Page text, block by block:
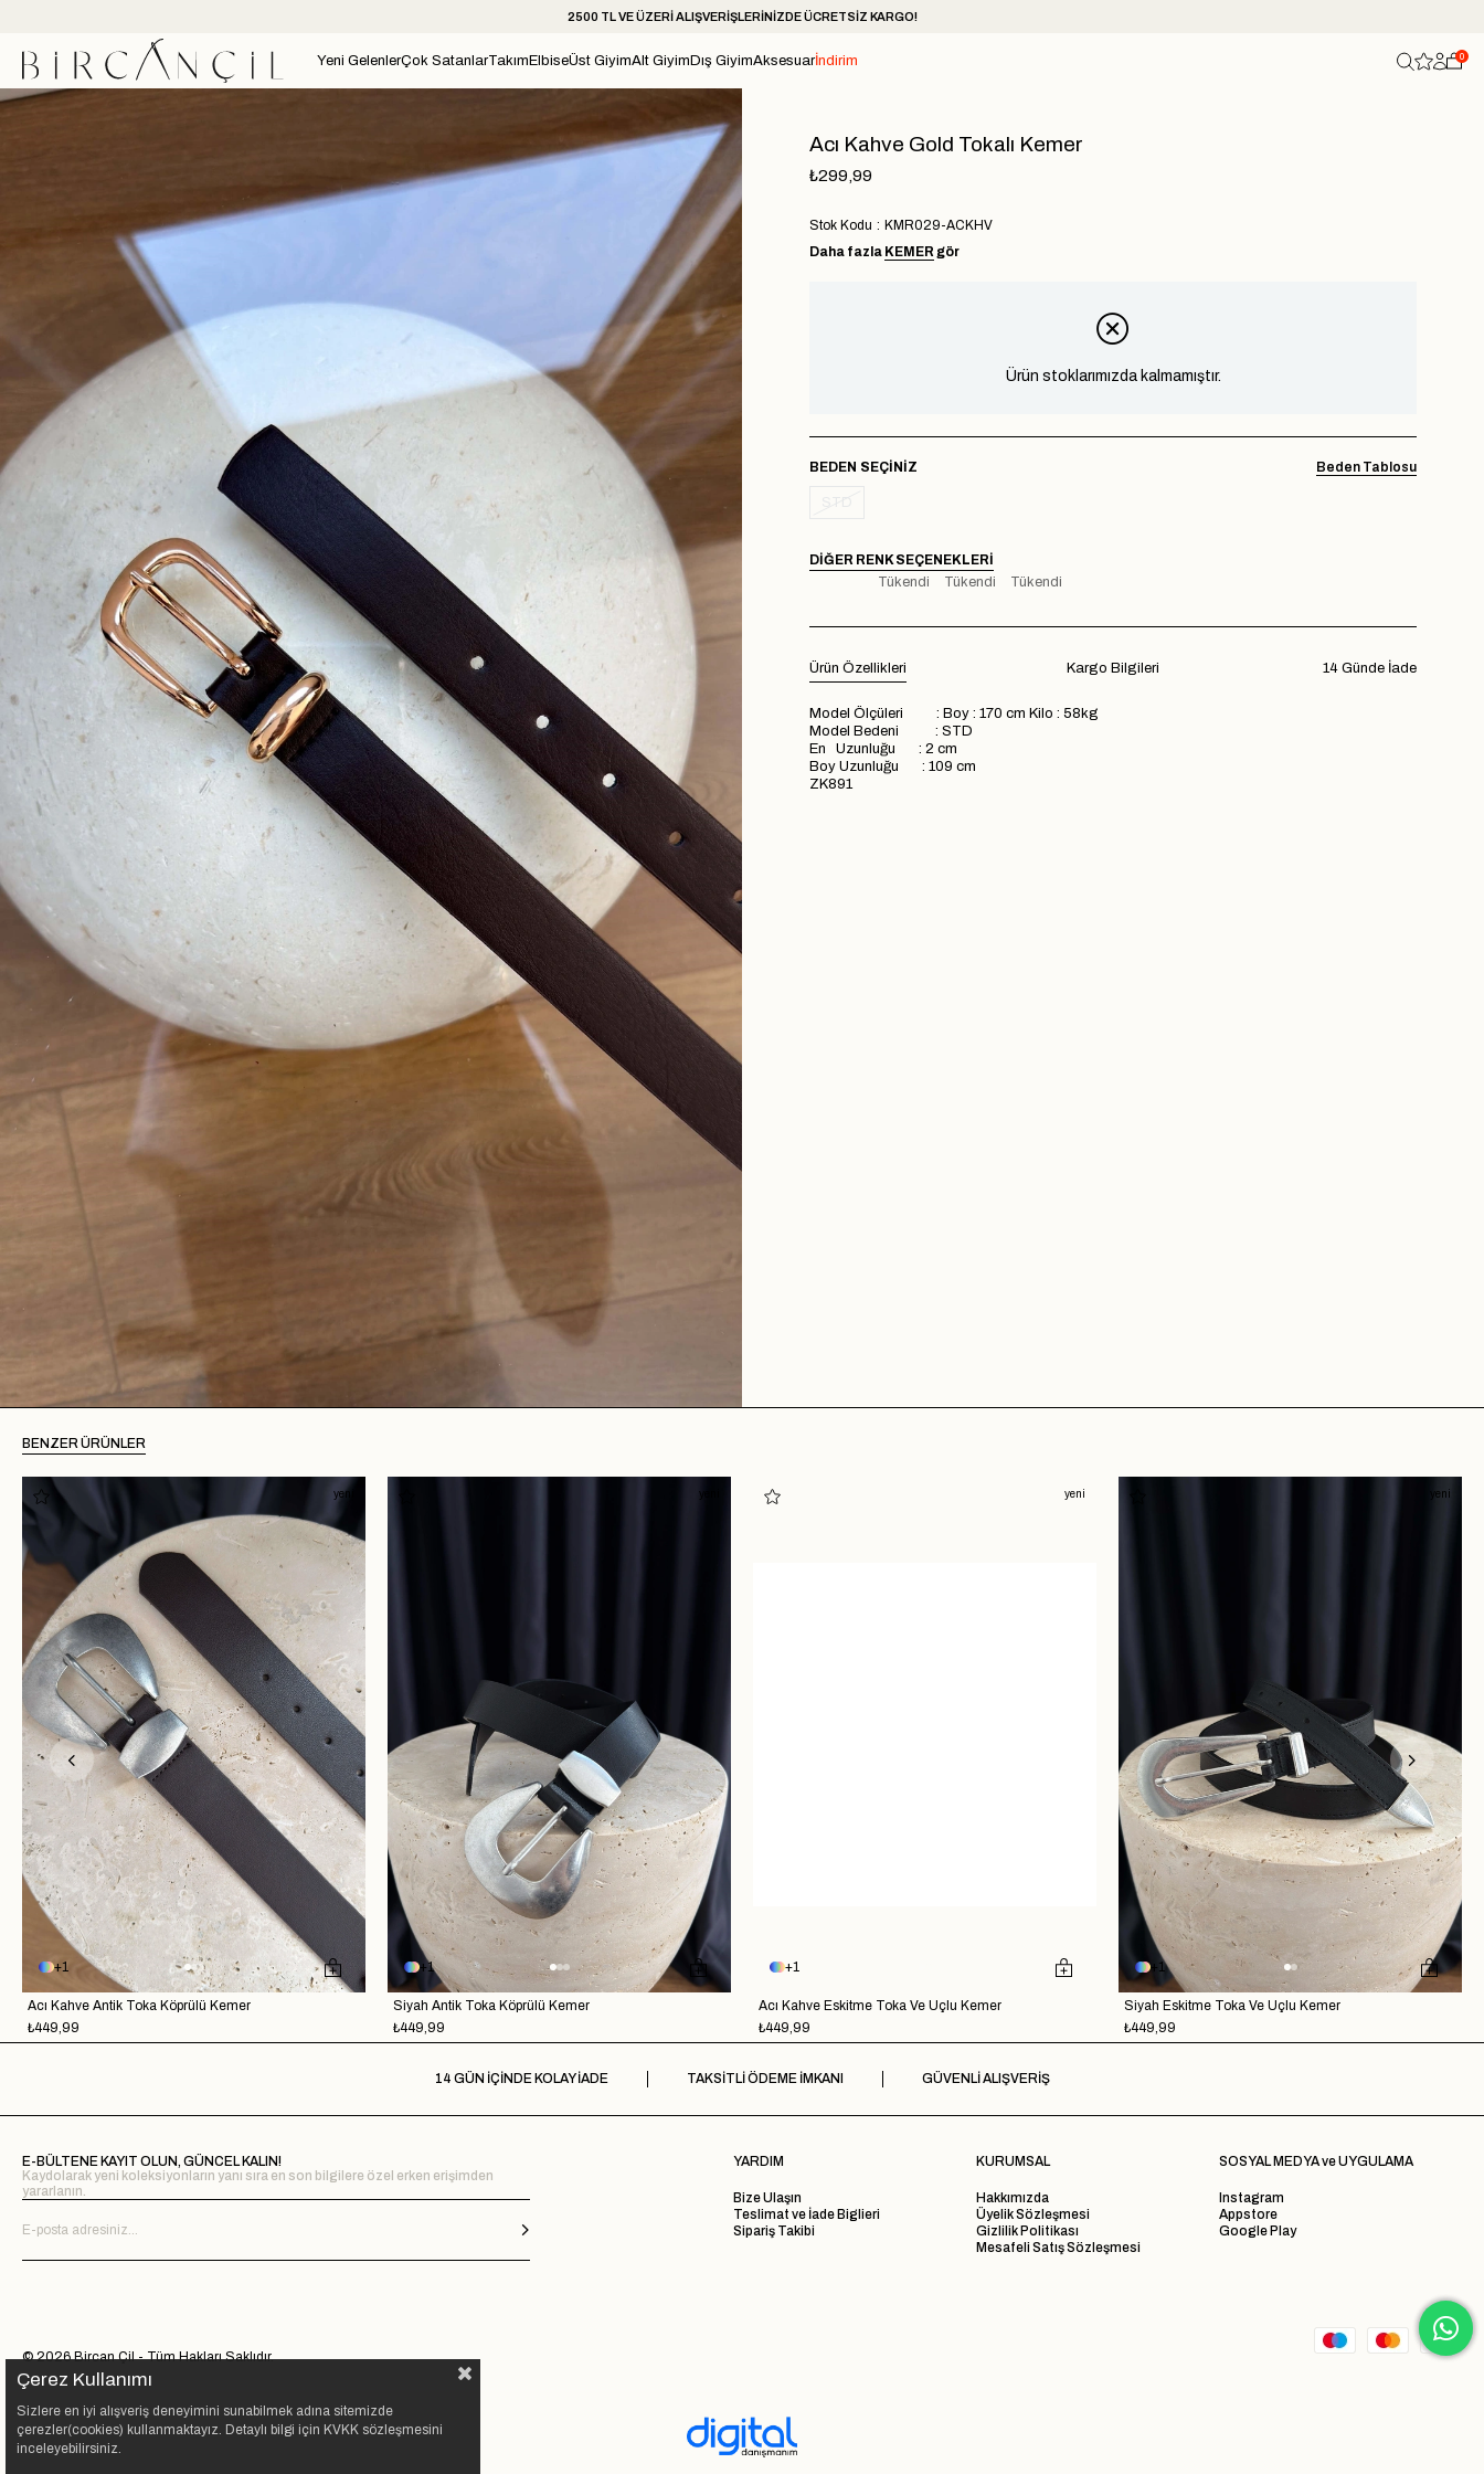
2500 TL VE ÜZERİ ALIŞVERİŞLERİNİZDE ÜCRETSİZ KARGO!
Yeni GelenlerÇok SatanlarTakım ElbiseÜst GiyimAlt Giyim Dış GiyimAksesuarİndirim 0
Acı Kahve Gold Tokalı Kemer
₺299,99
Stok Kodu
KMR029-ACKHV
Daha fazla KEMER gör
Ürün stoklarımızda kalmamıştır.
Beden Tablosu
BEDEN
DIĞER RENK SEÇENEKLERI
Tükendi
Tükendi Tükendi
Ürün Özellikleri 14 Günde İade
Kargo Bilgileri
Model Ölçüleri : Boy : 170 cm Kilo : 58kg
Model Bedeni : STD
En Uzunluğu : 2 cm
Boy Uzunluğu : 109 cm
ZK891
BENZER ÜRÜNLER
1
Acı Kahve Antik Toka Köprülü Kemer
₺449,99
yeni
1
Siyah Antik Toka Köprülü Kemer
₺449,99
yeni
1
Acı Kahve Eskitme Toka Ve Uçlu Kemer
₺449,99
yeni
1
Siyah Eskitme Toka Ve Uçlu Kemer
₺449,99
yeni
14 GÜN İÇİNDE KOLAY İADE TAKSİTLİ ÖDEME İMKANI GÜVENLİ ALIŞVERİŞ
E-BÜLTENE KAYIT OLUN, GÜNCEL KALIN!
Kaydolarak yeni koleksiyonların yanı sıra en son bilgilere özel erken erişimden
yararlanın.
YARDIM
Bize Ulaşın
Teslimat ve İade Biglieri
Sipariş Takibi
KURUMSAL
Hakkımızda
Üyelik Sözleşmesi
Gizlilik Politikası
Mesafeli Satış Sözleşmesi
SOSYAL MEDYA ve UYGULAMA
Instagram
Appstore
Google Play
© 2026 Bircan Çil - Tüm Hakları Saklıdır.
Çerez Kullanımı
Sizlere en iyi alışveriş deneyimini sunabilmek adına sitemizde
çerezler(cookies) kullanmaktayız. Detaylı bilgi için KVKK sözleşmesini
inceleyebilirsiniz.